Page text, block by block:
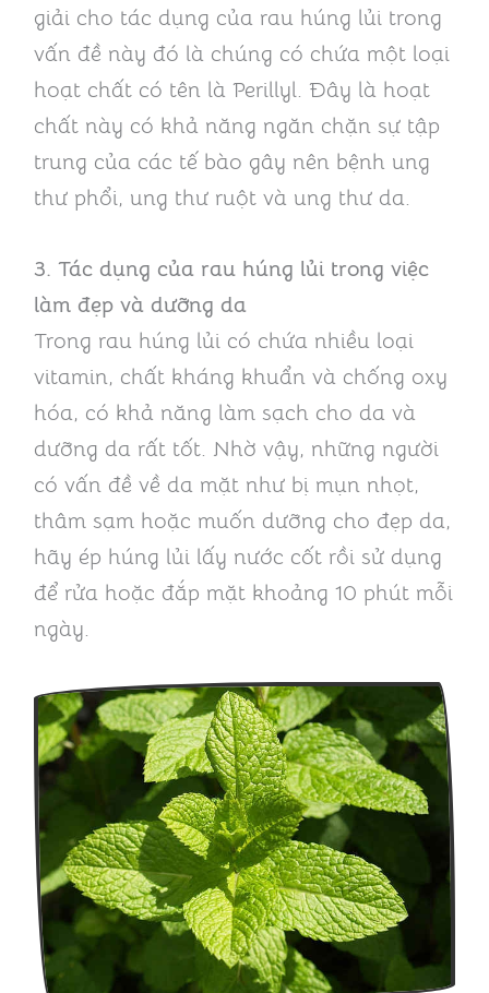
giải cho tác dụng của rau húng lủi trong
vấn đề này đó là chúng có chứa một loại
hoạt chất có tên là Perillyl. Đây là hoạt
chất này có khả năng ngăn chặn sự tập
trung của các tế bào gây nên bệnh ung
thư phổi, ung thư ruột và ung thư da.
3. Tác dụng của rau húng lủi trong việc
làm đẹp và dưỡng da
Trong rau húng lủi có chứa nhiều loại
vitamin, chất kháng khuẩn và chống oxy
hóa, có khả năng làm sạch cho da và
dưỡng da rất tốt. Nhờ vậy, những người
có vấn đề về da mặt như bị mụn nhọt,
thâm sạm hoặc muốn dưỡng cho đẹp da,
hãy ép húng lủi lấy nước cốt rồi sử dụng
để rửa hoặc đắp mặt khoảng 10 phút mỗi
ngày.